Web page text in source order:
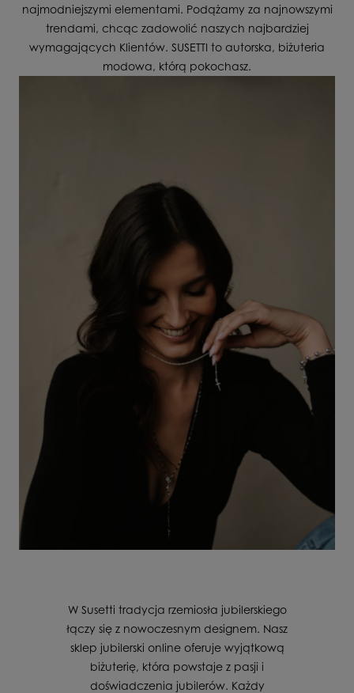
najmodniejszymi elementami. Podążamy za najnowszymi
trendami, chcąc zadowolić naszych najbardziej
wymagających Klientów. SUSETTI to autorska, biżuteria
modowa, którą pokochasz.
W Susetti tradycja rzemiosła jubilerskiego
łączy się z nowoczesnym designem. Nasz
sklep jubilerski online oferuje wyjątkową
biżuterię, która powstaje z pasji i
doświadczenia jubilerów. Każdy